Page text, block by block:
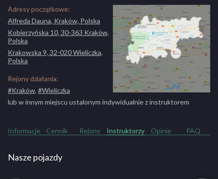
Adresy początkowe:
Alfreda Dauna, Kraków, Polska
Kobierzyńska 10, 30-363 Kraków,
Polska
Krakowska 9, 32-020 Wieliczka,
Polska
Rejony działania:
#Kraków, #Wieliczka
lub w innym miejscu ustalonym indywidualnie z instruktorem
Informacje Cennik Rejony Instruktorzy Opinie FAQ
Nasze pojazdy